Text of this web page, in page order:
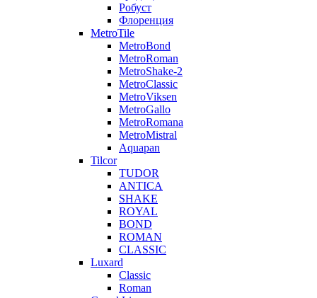
Робуст
Флоренция
MetroTile
MetroBond
MetroRoman
MetroShake-2
MetroClassic
MetroViksen
MetroGallo
MetroRomana
MetroMistral
Aquapan
Tilcor
TUDOR
ANTICA
SHAKE
ROYAL
BOND
ROMAN
CLASSIC
Luxard
Classic
Roman